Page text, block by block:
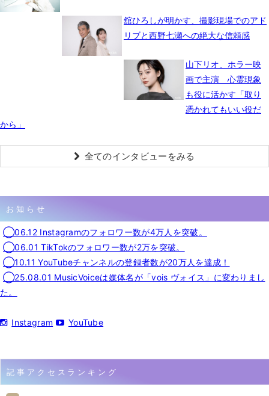
舘ひろしが明かす、撮影現場でのアド
リブと西野七瀬への絶大な信頼感
山下リオ、ホラー映
画で主演 心霊現象
も役に活かす「取り
憑かれてもいい役だ
から」
全てのインタビューをみる
お知らせ
◯06.12 Instagramのフォロワー数が4万人を突破。
◯06.01 TikTokのフォロワー数が2万を突破。
◯10.11 YouTubeチャンネルの登録者数が20万人を達成！
◯25.08.01 MusicVoiceは媒体名が「vois ヴォイス」に変わりまし
た。
Instagram YouTube
記事アクセスランキング